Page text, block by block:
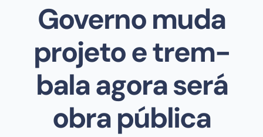
Governo muda
projeto e trem-
bala agora será
obra pública